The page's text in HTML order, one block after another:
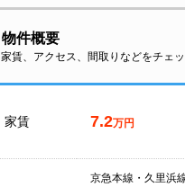
物件概要
家賃、アクセス、間取りなどをチェッ
家賃 7.2万円
京急本線・久里浜